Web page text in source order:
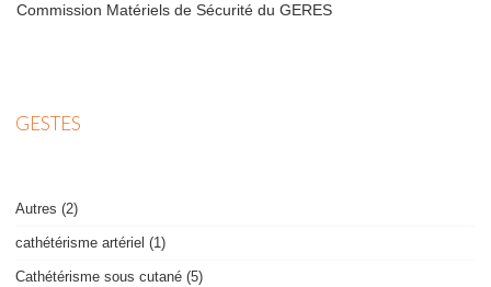
Commission Matériels de Sécurité du GERES
GESTES
Autres (2)
cathétérisme artériel (1)
Cathétérisme sous cutané (5)